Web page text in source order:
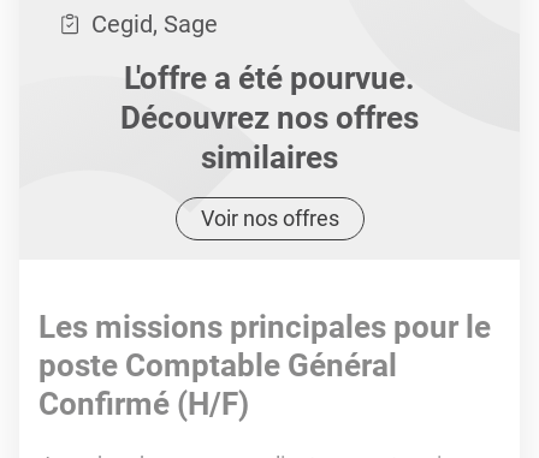
Cegid, Sage
L'offre a été pourvue.
Découvrez nos offres
similaires
Voir nos offres
Les missions principales pour le
poste Comptable Général
Confirmé (H/F)